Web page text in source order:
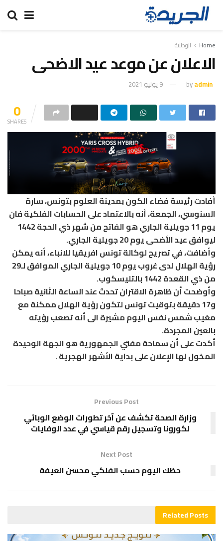
Home الوطنية
الاعلان عن موعد عيد الاضحى
byadmin 9 يوليو 2021
0
SHARES
أفادت رئيسة فضاء الكون بمدينة العلوم بتونس، سارة
السنوسي، الجمعة، أنه بالاعتماد على الحسابات الفلكية فان
يوم 11 جويلية الجاري هو الفاتح من شهر ذي الحجة 1442
ليوافق عيد الأضحى يوم 20 جويلية الجاري.
وأضافت، في تصريح لوكالة تونس افريقيا للانباء، أنه يمكن
رؤية الهلال لدى غروب يوم 10 جويلية الجاري الموافق لـ29
من ذي القعدة 1442 بالتليسكوب.
وأوضحت أن ظاهرة الاقتران تحدث عند الساعة الثانية صباحا
و17 دقيقة بتوقيت تونس لتكون رؤية الهلال ممكنة مع
مغيب شمس نفس اليوم مشيرة الى أنه تصعب رؤيته
بالعين المجردة.
أكدت على أن سماحة مفتي الجمهورية هو الجهة الوحيدة
المخول لها الإعلان على بداية الأشهر الهجرية .
Previous Post
وزارة الصحة تكشف عن آخر تطورات الوضع الوبائي
لكورونا وتسجيل رقم قياسي في عدد الوفايات
Next Post
حظك اليوم حسب الفلكي محسن العيفة
RelatedPosts